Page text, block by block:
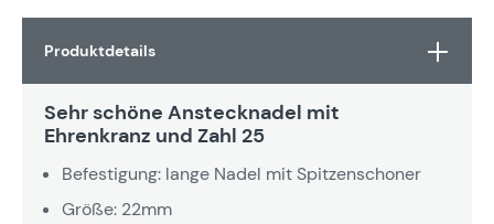
Produktdetails
Sehr schöne Anstecknadel mit
Ehrenkranz und Zahl 25
Befestigung: lange Nadel mit Spitzenschoner
Größe: 22mm